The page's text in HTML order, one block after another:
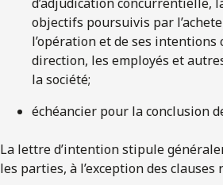
objectifs poursuivis par
l’opération et de ses intentions
direction, les employés et
la société;
échéancier pour la conclusion
La lettre d’intention stipule
les parties, à l’exception des